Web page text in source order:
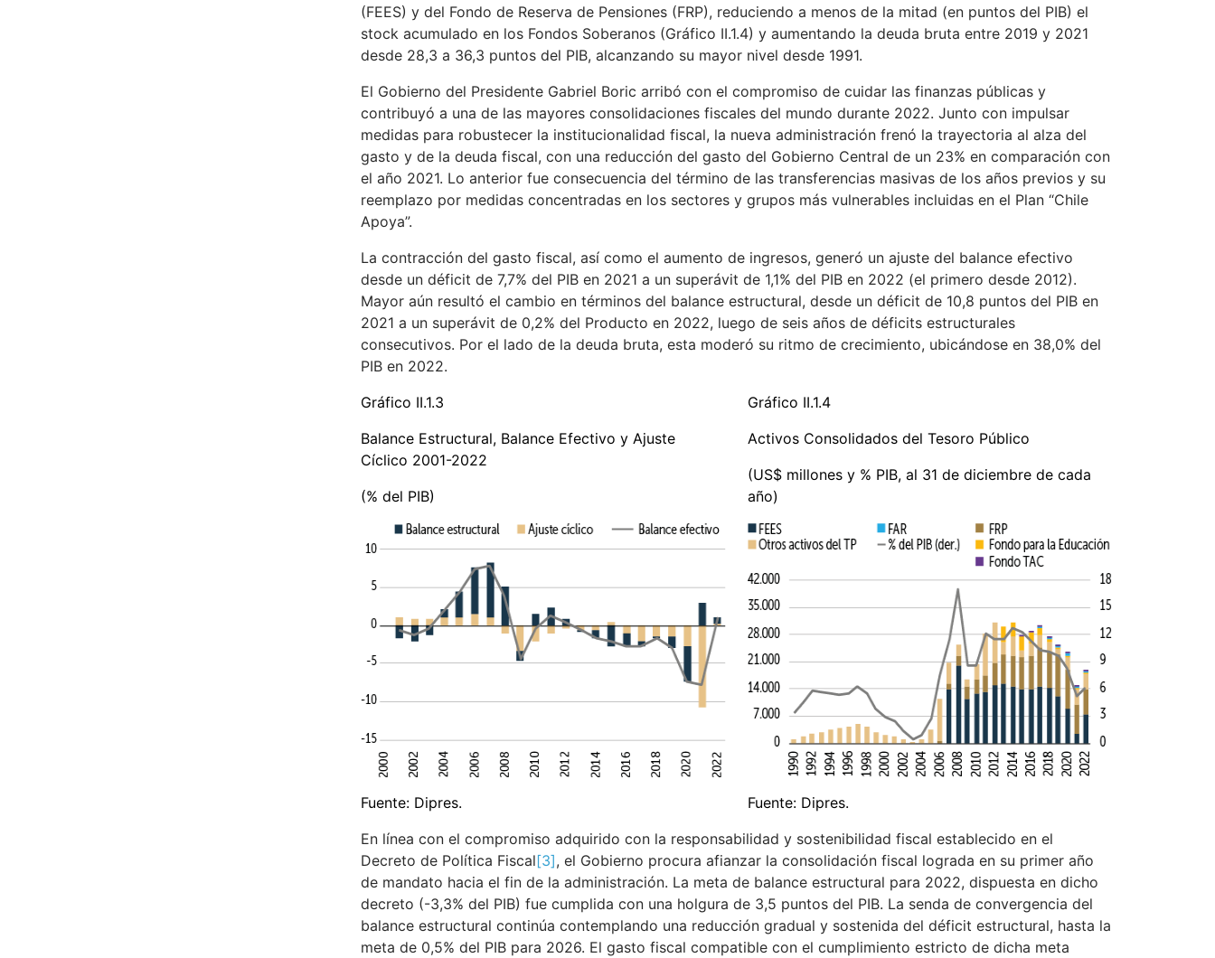
(FEES) y del Fondo de Reserva de Pensiones (FRP), reduciendo a menos de la mitad (en puntos del PIB) el
stock acumulado en los Fondos Soberanos (Gráfico II.1.4) y aumentando la deuda bruta entre 2019 y 2021
desde 28,3 a 36,3 puntos del PIB, alcanzando su mayor nivel desde 1991.
El Gobierno del Presidente Gabriel Boric arribó con el compromiso de cuidar las finanzas públicas y
contribuyó a una de las mayores consolidaciones fiscales del mundo durante 2022. Junto con impulsar
medidas para robustecer la institucionalidad fiscal, la nueva administración frenó la trayectoria al alza del
gasto y de la deuda fiscal, con una reducción del gasto del Gobierno Central de un 23% en comparación con
el año 2021. Lo anterior fue consecuencia del término de las transferencias masivas de los años previos y su
reemplazo por medidas concentradas en los sectores y grupos más vulnerables incluidas en el Plan “Chile
Apoya”.
La contracción del gasto fiscal, así como el aumento de ingresos, generó un ajuste del balance efectivo
desde un déficit de 7,7% del PIB en 2021 a un superávit de 1,1% del PIB en 2022 (el primero desde 2012).
Mayor aún resultó el cambio en términos del balance estructural, desde un déficit de 10,8 puntos del PIB en
2021 a un superávit de 0,2% del Producto en 2022, luego de seis años de déficits estructurales
consecutivos. Por el lado de la deuda bruta, esta moderó su ritmo de crecimiento, ubicándose en 38,0% del
PIB en 2022.
Gráfico II.1.3
Balance Estructural, Balance Efectivo y Ajuste
Cíclico 2001-2022
(% del PIB)
Fuente: Dipres.
Gráfico II.1.4
Activos Consolidados del Tesoro Público
(US$ millones y % PIB, al 31 de diciembre de cada
año)
Fuente: Dipres.
En línea con el compromiso adquirido con la responsabilidad y sostenibilidad fiscal establecido en el
Decreto de Política Fiscal[3], el Gobierno procura afianzar la consolidación fiscal lograda en su primer año
de mandato hacia el fin de la administración. La meta de balance estructural para 2022, dispuesta en dicho
decreto (-3,3% del PIB) fue cumplida con una holgura de 3,5 puntos del PIB. La senda de convergencia del
balance estructural continúa contemplando una reducción gradual y sostenida del déficit estructural, hasta la
meta de 0,5% del PIB para 2026. El gasto fiscal compatible con el cumplimiento estricto de dicha meta